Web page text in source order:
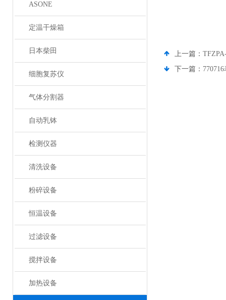
ASONE
定温干燥箱
日本柴田
细胞复苏仪
气体分割器
自动乳钵
检测仪器
清洗设备
粉碎设备
恒温设备
过滤设备
搅拌设备
加热设备
上一篇：
下一篇：